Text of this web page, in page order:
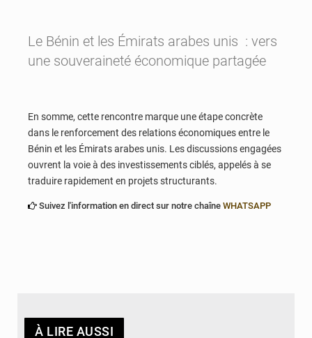
Le Bénin et les Émirats arabes unis : vers
une souveraineté économique partagée
En somme, cette rencontre marque une étape concrète
dans le renforcement des relations économiques entre le
Bénin et les Émirats arabes unis. Les discussions engagées
ouvrent la voie à des investissements ciblés, appelés à se
traduire rapidement en projets structurants.
Suivez l'information en direct sur notre chaîne WHATSAPP
À LIRE AUSSI